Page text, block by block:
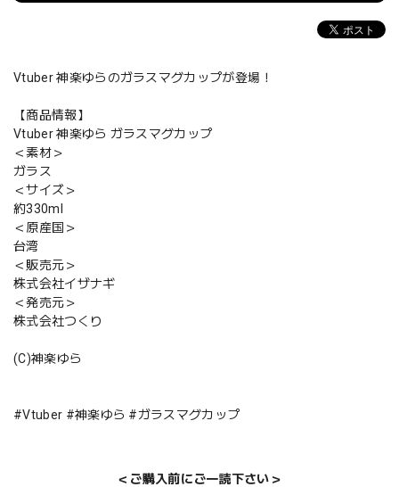
Vtuber 神楽ゆらのガラスマグカップが登場！
【商品情報】
Vtuber 神楽ゆら ガラスマグカップ
＜素材＞
ガラス
＜サイズ＞
約330ml
＜原産国＞
台湾
＜販売元＞
株式会社イザナギ
＜発売元＞
株式会社つくり
(C)神楽ゆら
#Vtuber #神楽ゆら #ガラスマグカップ
＜ご購入前にご一読下さい＞